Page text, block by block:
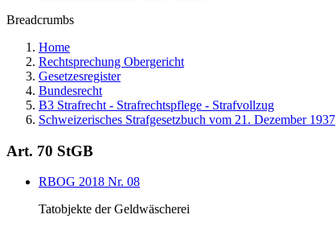
Breadcrumbs
Home
Rechtsprechung Obergericht
Gesetzesregister
Bundesrecht
B3 Strafrecht - Strafrechtspflege - Strafvollzug
Schweizerisches Strafgesetzbuch vom 21. Dezember 1937
Art. 70 StGB
RBOG 2018 Nr. 08
Tatobjekte der Geldwäscherei